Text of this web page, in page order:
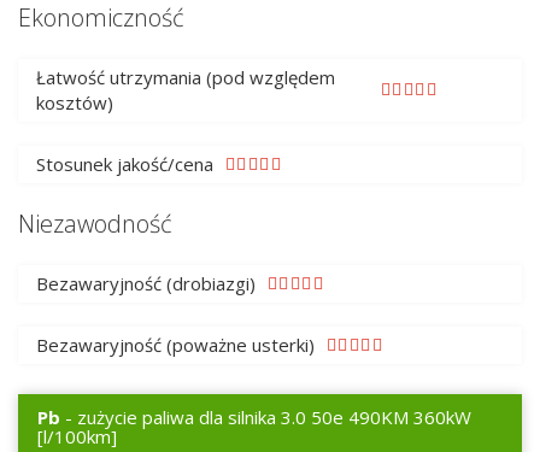
Ekonomiczność
Łatwość utrzymania (pod względem
kosztów)
Stosunek jakość/cena
Niezawodność
Bezawaryjność (drobiazgi)
Bezawaryjność (poważne usterki)
Pb - zużycie paliwa dla silnika 3.0 50e 490KM 360kW
[l/100km]